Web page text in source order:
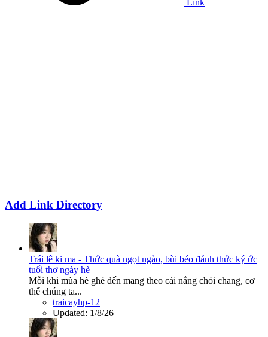
Link
Add Link Directory
Trái lê ki ma - Thức quà ngọt ngào, bùi béo đánh thức ký ức
tuổi thơ ngày hè
Mỗi khi mùa hè ghé đến mang theo cái nắng chói chang, cơ
thể chúng ta...
traicayhp-12
Updated: 1/8/26